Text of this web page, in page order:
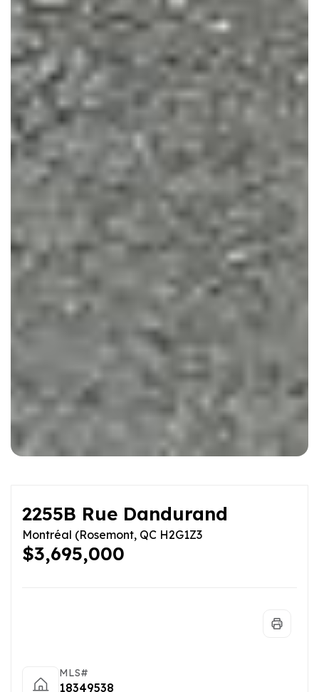
2255B Rue Dandurand
Montréal (Rosemont, QC H2G1Z3
$3,695,000
MLS#
18349538